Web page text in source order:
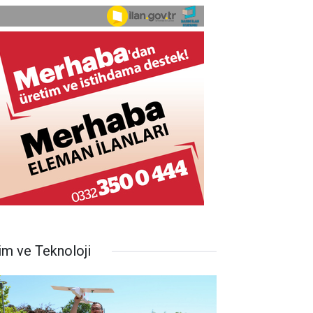
ve Teknoloji